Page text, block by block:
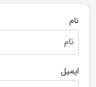
نام
ایمیل